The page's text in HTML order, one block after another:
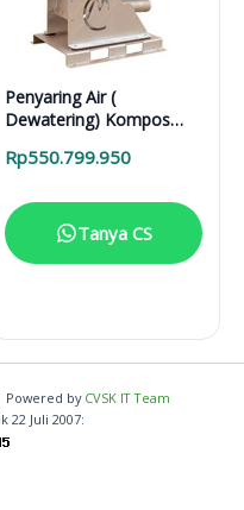
Penyaring Air (
Dewatering) Kompos
Rp550.799.950
Tanya CS
Powered by CVSK IT Team
22 Juli 2007: